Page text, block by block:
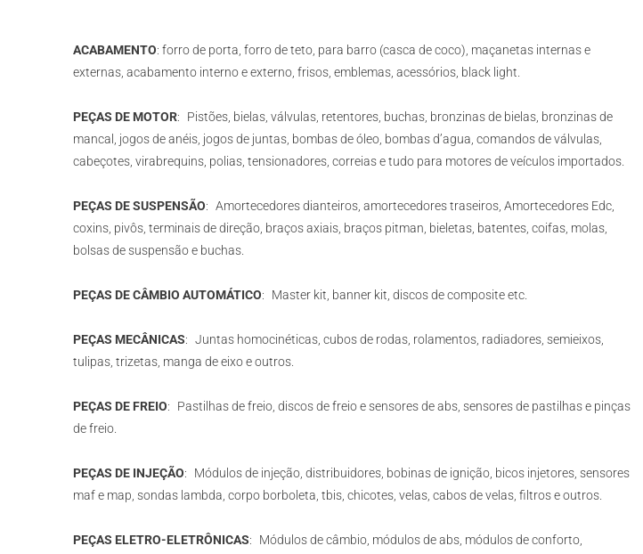
ACABAMENTO: forro de porta, forro de teto, para barro (casca de coco), maçanetas internas e
externas, acabamento interno e externo, frisos, emblemas, acessórios, black light.
PEÇAS DE MOTOR: Pistões, bielas, válvulas, retentores, buchas, bronzinas de bielas, bronzinas de
mancal, jogos de anéis, jogos de juntas, bombas de óleo, bombas d’agua, comandos de válvulas,
cabeçotes, virabrequins, polias, tensionadores, correias e tudo para motores de veículos importados.
PEÇAS DE SUSPENSÃO: Amortecedores dianteiros, amortecedores traseiros, Amortecedores Edc,
coxins, pivôs, terminais de direção, braços axiais, braços pitman, bieletas, batentes, coifas, molas,
bolsas de suspensão e buchas.
PEÇAS DE CÂMBIO AUTOMÁTICO: Master kit, banner kit, discos de composite etc.
PEÇAS MECÂNICAS: Juntas homocinéticas, cubos de rodas, rolamentos, radiadores, semieixos,
tulipas, trizetas, manga de eixo e outros.
PEÇAS DE FREIO: Pastilhas de freio, discos de freio e sensores de abs, sensores de pastilhas e pinças
de freio.
PEÇAS DE INJEÇÃO: Módulos de injeção, distribuidores, bobinas de ignição, bicos injetores, sensores
maf e map, sondas lambda, corpo borboleta, tbis, chicotes, velas, cabos de velas, filtros e outros.
PEÇAS ELETRO-ELETRÔNICAS: Módulos de câmbio, módulos de abs, módulos de conforto,